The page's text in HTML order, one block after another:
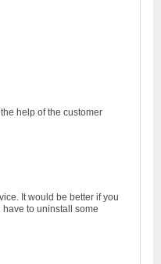
help of the customer
It would be better if you
to uninstall some